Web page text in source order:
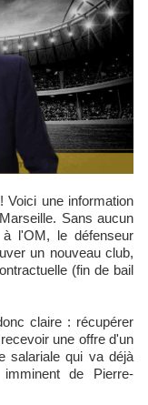
Sans aucun
l'OM, le défenseur
un nouveau club,
(fin de bail
claire : récupérer
une offre d'un
salariale qui va déjà
de Pierre-